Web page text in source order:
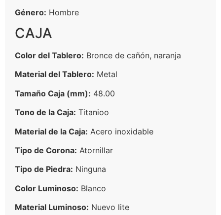
Género: Hombre
CAJA
Color del Tablero: Bronce de cañón, naranja
Material del Tablero: Metal
Tamaño Caja (mm): 48.00
Tono de la Caja: Titanioo
Material de la Caja: Acero inoxidable
Tipo de Corona: Atornillar
Tipo de Piedra: Ninguna
Color Luminoso: Blanco
Material Luminoso: Nuevo lite